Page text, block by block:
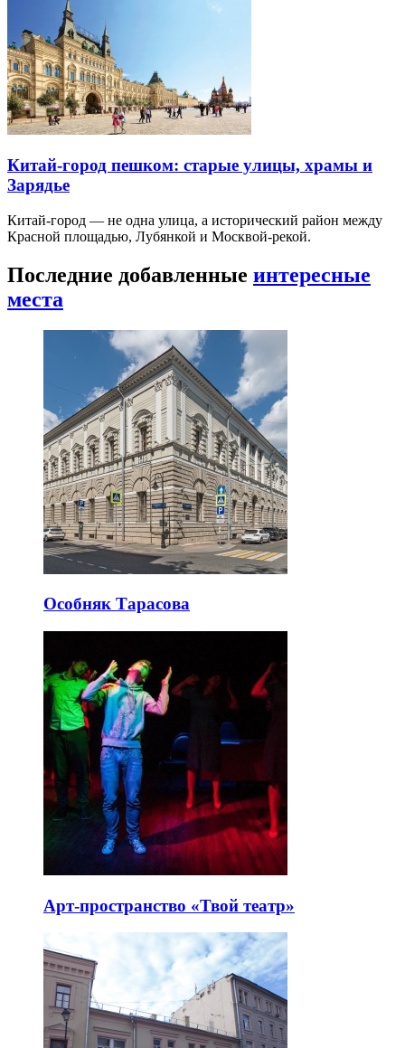
Китай-город пешком: старые улицы, храмы и
Зарядье
Китай-город — не одна улица, а исторический район между
Красной площадью, Лубянкой и Москвой-рекой.
Последние добавленные интересные
места
Особняк Тарасова
Арт-пространство «Твой театр»